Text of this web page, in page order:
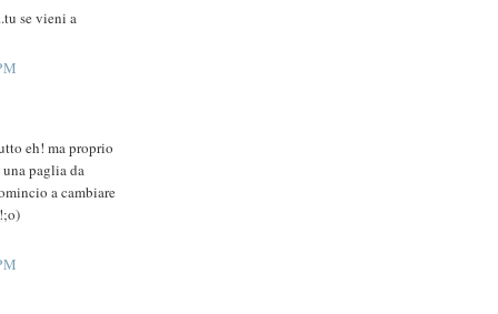
se vieni a
eh! ma proprio
paglia da
a cambiare